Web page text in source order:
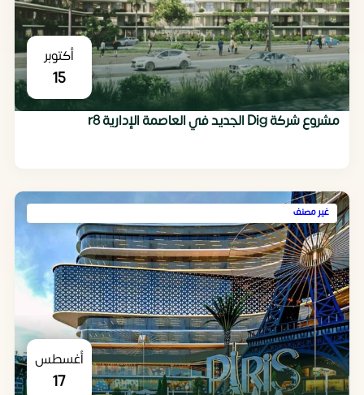
أكتوبر
15
مشروع شركة Dig الجديد في العاصمة الإدارية r8
غير مصنف
أغسطس
17